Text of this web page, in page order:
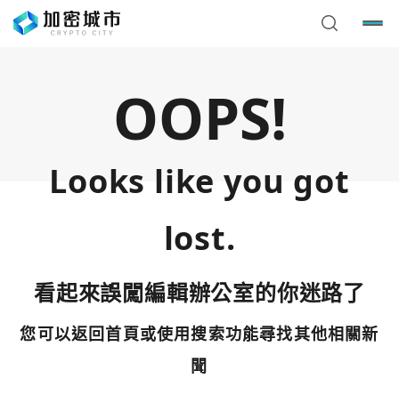
OOPS!
Looks like you got
lost.
看起來誤闖編輯辦公室的你迷路了
您可以返回首頁或使用搜索功能尋找其他相關新
聞
使用以下帳號繼續
您已閒置5分鐘，請點擊關閉按鈕或空白處，即可回到加密